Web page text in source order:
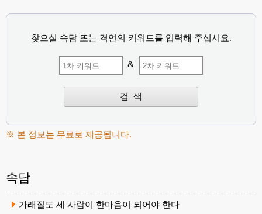
찾으실 속담 또는 격언의 키워드를 입력해 주십시요.
&
※ 본 정보는 무료로 제공됩니다.
속담
가래질도 세 사람이 한마음이 되어야 한다